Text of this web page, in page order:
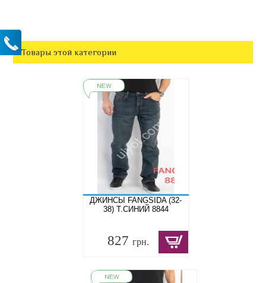
Товары этой категории
ДЖИНСЫ FANGSIDA (32-
38) Т.СИНИЙ 8844
827 грн.